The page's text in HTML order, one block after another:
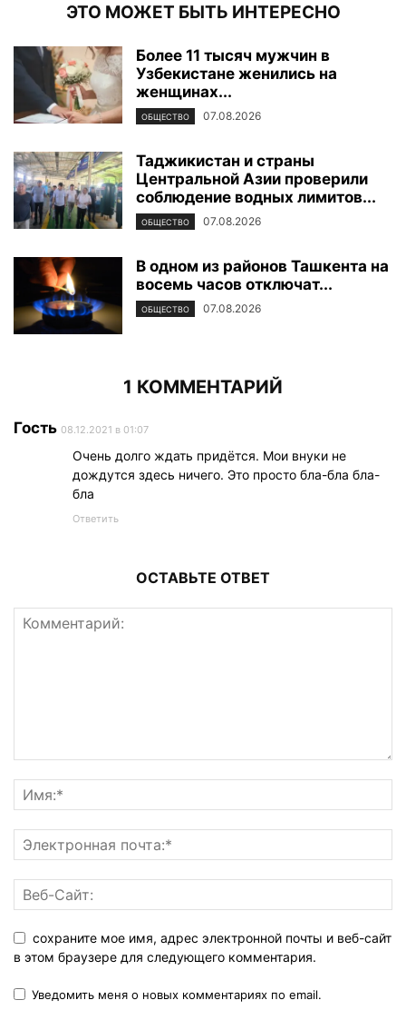
ЭТО МОЖЕТ БЫТЬ ИНТЕРЕСНО
Более 11 тысяч мужчин в
Узбекистане женились на
женщинах...
ОБЩЕСТВО 07.08.2026
Таджикистан и страны
Центральной Азии проверили
соблюдение водных лимитов...
ОБЩЕСТВО 07.08.2026
В одном из районов Ташкента на
восемь часов отключат...
ОБЩЕСТВО 07.08.2026
1 КОММЕНТАРИЙ
Гость 08.12.2021 в 01:07
Очень долго ждать придётся. Мои внуки не
дождутся здесь ничего. Это просто бла-бла бла-
бла
Ответить
ОСТАВЬТЕ ОТВЕТ
сохраните мое имя, адрес электронной почты и веб-сайт
в этом браузере для следующего комментария.
Уведомить меня о новых комментариях по email.